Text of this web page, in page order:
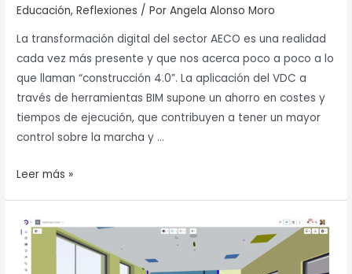
Educación,Reflexiones / PorAngela Alonso Moro
La transformación digital del sector AECO es una realidad
cada vez más presente y que nos acerca poco a poco a lo
que llaman “construcción 4.0”. La aplicación del VDC a
través de herramientas BIM supone un ahorro en costes y
tiempos de ejecución, que contribuyen a tener un mayor
control sobre la marcha y …
Leer más »
AFRY
integró
VREX